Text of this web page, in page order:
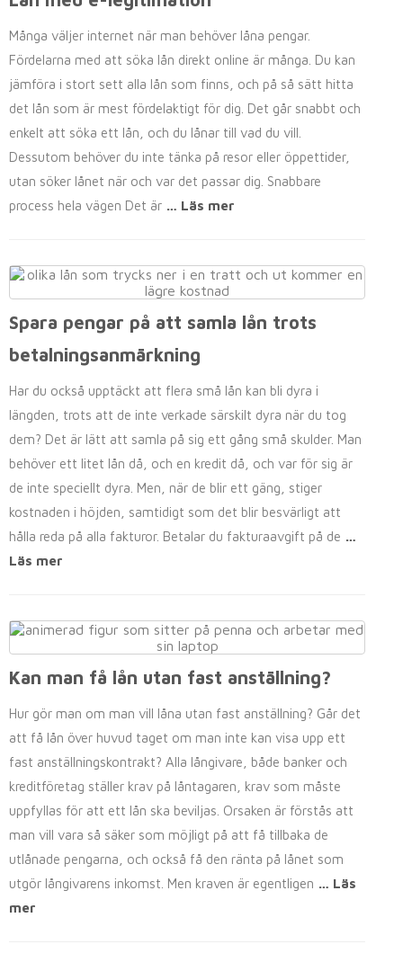
Många väljer internet när man behöver låna pengar.
Fördelarna med att söka lån direkt online är många. Du kan
jämföra i stort sett alla lån som finns, och på så sätt hitta
det lån som är mest fördelaktigt för dig. Det går snabbt och
enkelt att söka ett lån, och du lånar till vad du vill.
Dessutom behöver du inte tänka på resor eller öppettider,
utan söker lånet när och var det passar dig. Snabbare
process hela vägen Det är … Läs mer
Spara pengar på att samla lån trots
betalningsanmärkning
Har du också upptäckt att flera små lån kan bli dyra i
längden, trots att de inte verkade särskilt dyra när du tog
dem? Det är lätt att samla på sig ett gång små skulder. Man
behöver ett litet lån då, och en kredit då, och var för sig är
de inte speciellt dyra. Men, när de blir ett gäng, stiger
kostnaden i höjden, samtidigt som det blir besvärligt att
hålla reda på alla fakturor. Betalar du fakturaavgift på de …
Läs mer
Kan man få lån utan fast anställning?
Hur gör man om man vill låna utan fast anställning? Går det
att få lån över huvud taget om man inte kan visa upp ett
fast anställningskontrakt? Alla långivare, både banker och
kreditföretag ställer krav på låntagaren, krav som måste
uppfyllas för att ett lån ska beviljas. Orsaken är förstås att
man vill vara så säker som möjligt på att få tillbaka de
utlånade pengarna, och också få den ränta på lånet som
utgör långivarens inkomst. Men kraven är egentligen … Läs
mer